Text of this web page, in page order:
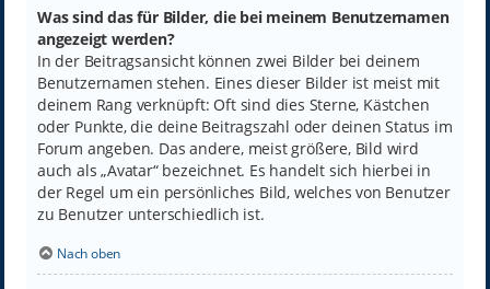
Was sind das für Bilder, die bei meinem Benutzernamen
angezeigt werden?
In der Beitragsansicht können zwei Bilder bei deinem
Benutzernamen stehen. Eines dieser Bilder ist meist mit
deinem Rang verknüpft: Oft sind dies Sterne, Kästchen
oder Punkte, die deine Beitragszahl oder deinen Status im
Forum angeben. Das andere, meist größere, Bild wird
auch als „Avatar“ bezeichnet. Es handelt sich hierbei in
der Regel um ein persönliches Bild, welches von Benutzer
zu Benutzer unterschiedlich ist.
Nach oben